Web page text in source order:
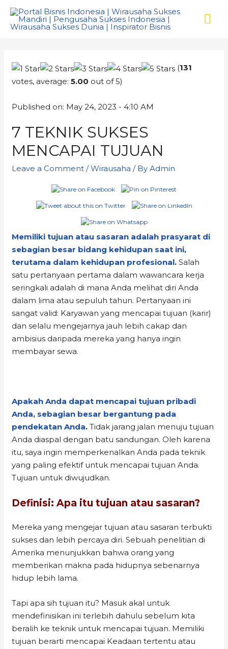
(131
votes, average:5.00 out of 5)
Published on: May 24, 2023 - 4:10 AM
7 TEKNIK SUKSES
MENCAPAI TUJUAN
Leave a Comment /Wirausaha / ByAdmin
Memiliki tujuan atau sasaran adalah prasyarat di
sebagian besar bidang kehidupan saat ini,
terutama dalam kehidupan profesional. Salah
satu pertanyaan pertama dalam wawancara kerja
seringkali adalah di mana Anda melihat diri Anda
dalam lima atau sepuluh tahun. Pertanyaan ini
sangat valid: Karyawan yang mencapai tujuan (karir)
dan selalu mengejarnya jauh lebih cakap dan
ambisius daripada mereka yang hanya ingin
membayar sewa.
Apakah Anda dapat mencapai tujuan pribadi
Anda, sebagian besar bergantung pada
pendekatan Anda. Tidak jarang jalan menuju tujuan
Anda diaspal dengan batu sandungan. Oleh karena
itu, saya ingin memperkenalkan Anda pada teknik
yang paling efektif untuk mencapai tujuan Anda.
Tujuan untuk diwujudkan.
Definisi: Apa itu tujuan atau sasaran?
Mereka yang mengejar tujuan atau sasaran terbukti
sukses dan lebih percaya diri. Sebuah penelitian di
Amerika menunjukkan bahwa orang yang
memberikan makna pada hidupnya sebenarnya
hidup lebih lama.
Tapi apa sih tujuan itu? Masuk akal untuk
mendefinisikan ini terlebih dahulu sebelum kita
beralih ke teknik untuk mencapai tujuan. Memiliki
tujuan berarti mencapai Keadaan tertentu atau